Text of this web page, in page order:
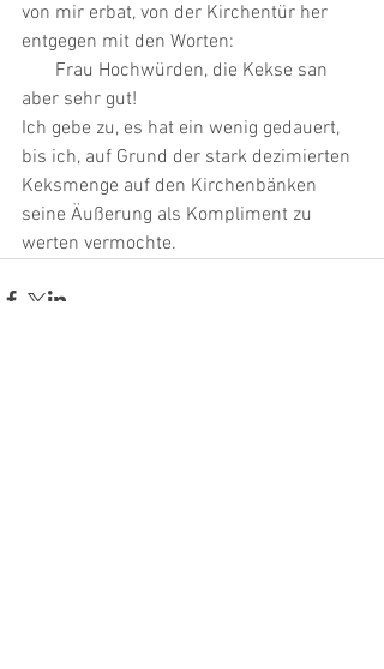
von mir erbat, von der Kirchentür her
entgegen mit den Worten:
aber sehr gut!
Ich gebe zu, es hat ein wenig gedauert,
bis ich, auf Grund der stark dezimierten
Keksmenge auf den Kirchenbänken
seine Äußerung als Kompliment zu
werten vermochte.